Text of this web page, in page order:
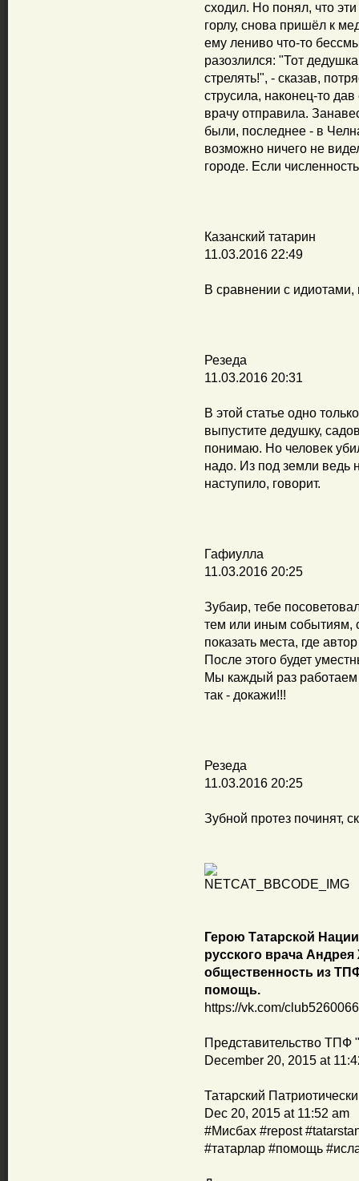
сходил. Но понял, что
горлу, снова пришёл к
ему лениво что-то
разозлился: "Тот
стрелять!", - сказав,
струсила, наконец-то
врачу отправила.
были, последнее - в
возможно ничего не
городе. Если
Казанский татарин
11.03.2016 22:49
В сравнении с
Резеда
11.03.2016 20:31
В этой статье одно
выпустите дедушку,
понимаю. Но человек
надо. Из под земли ведь
наступило, говорит.
Гафиулла
11.03.2016 20:25
Зубаир, тебе
тем или иным событиям,
показать места, где
После этого будет
Мы каждый раз работаем
так - докажи!!!
Резеда
11.03.2016 20:25
Зубной протез починят,
Герою Татарской
русского врача
общественность из
помощь.
https://vk.com/
Представительство
December 20, 2015 at
Татарский
Dec 20, 2015 at 11:52 am
#Мисбах #repost
#татарлар #помощь